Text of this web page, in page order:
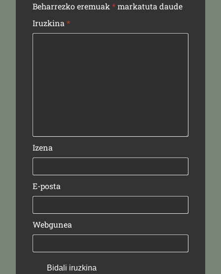
Beharrezko eremuak *markatuta daude
Iruzkina *
Izena
E-posta
Webgunea